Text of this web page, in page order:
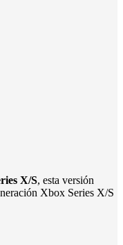
X/S, esta versión
Xbox Series X/S